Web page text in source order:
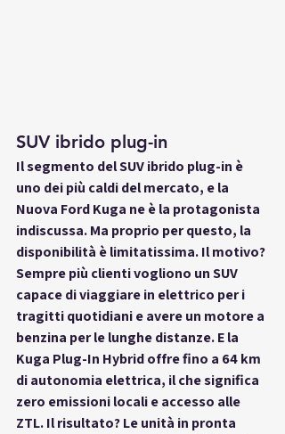
SUV ibrido plug-in
Il segmento del SUV ibrido plug-in è
uno dei più caldi del mercato, e la
Nuova Ford Kuga ne è la protagonista
indiscussa. Ma proprio per questo, la
disponibilità è limitatissima. Il motivo?
Sempre più clienti vogliono un SUV
capace di viaggiare in elettrico per i
tragitti quotidiani e avere un motore a
benzina per le lunghe distanze. E la
Kuga Plug-In Hybrid offre fino a 64 km
di autonomia elettrica, il che significa
zero emissioni locali e accesso alle
ZTL. Il risultato? Le unità in pronta